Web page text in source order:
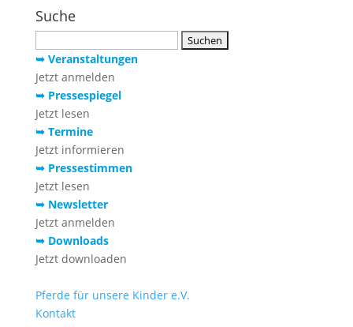
Suche
nach:
➥ Veranstaltungen
Jetzt anmelden
➥ Pressespiegel
Jetzt lesen
➥ Termine
Jetzt informieren
➥ Pressestimmen
Jetzt lesen
➥ Newsletter
Jetzt anmelden
➥ Downloads
Jetzt downloaden
Pferde für unsere Kinder e.V.
Kontakt